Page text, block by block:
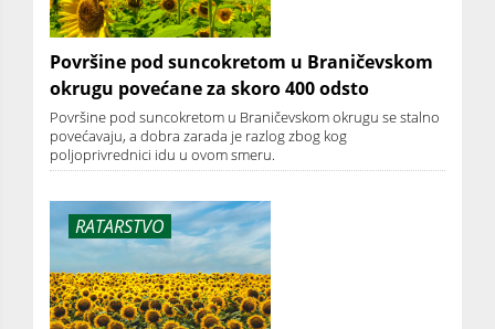
Površine pod suncokretom u Braničevskom
okrugu povećane za skoro 400 odsto
Površine pod suncokretom u Braničevskom okrugu se stalno
povećavaju, a dobra zarada je razlog zbog kog
poljoprivrednici idu u ovom smeru.
RATARSTVO